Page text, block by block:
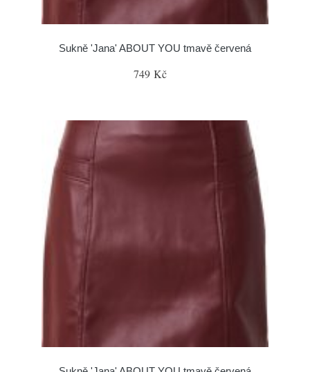
Sukně 'Jana' ABOUT YOU tmavě červená
749 Kč